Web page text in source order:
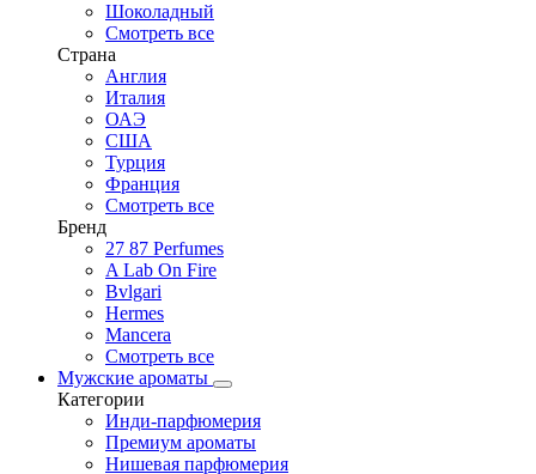
Шоколадный
Смотреть все
Страна
Англия
Италия
ОАЭ
США
Турция
Франция
Смотреть все
Бренд
27 87 Perfumes
A Lab On Fire
Bvlgari
Hermes
Mancera
Смотреть все
Мужские ароматы
Категории
Инди-парфюмерия
Премиум ароматы
Нишевая парфюмерия